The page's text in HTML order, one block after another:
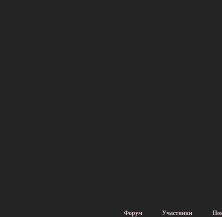
Форум Участники